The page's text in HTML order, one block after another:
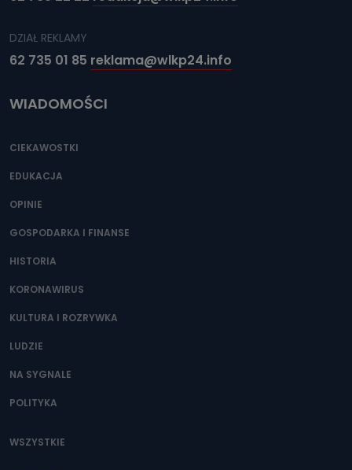
DZIAŁ REKLAMY
62 735 01 85 reklama@wlkp24.info
WIADOMOŚCI
CIEKAWOSTKI
EDUKACJA
OPINIE
GOSPODARKA I FINANSE
HISTORIA
KORONAWIRUS
KULTURA I ROZRYWKA
LUDZIE
NA SYGNALE
POLITYKA
WSZYSTKIE